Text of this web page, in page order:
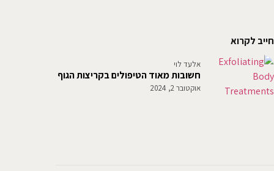
חייב לקרוא
חשובות מאוד הטיפולים בקריצות הגוף
אלעד לוי
אוקטובר 2, 2024